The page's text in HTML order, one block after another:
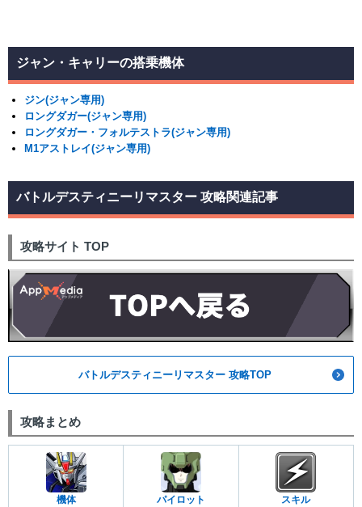
ジャン・キャリーの搭乗機体
ジン(ジャン専用)
ロングダガー(ジャン専用)
ロングダガー・フォルテストラ(ジャン専用)
M1アストレイ(ジャン専用)
バトルデスティニーリマスター 攻略関連記事
攻略サイト TOP
バトルデスティニーリマスター 攻略TOP
攻略まとめ
機体 パイロット スキル